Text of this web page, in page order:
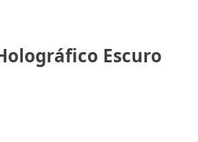
Escuro